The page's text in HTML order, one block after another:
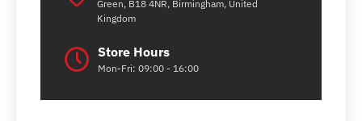
Green, B18 4NR, Birmingham, United
Kingdom
Store Hours
Mon-Fri: 09:00 - 16:00